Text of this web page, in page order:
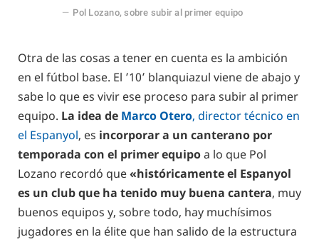
Pol Lozano, sobre subir al primer equipo
Otra de las cosas a tener en cuenta es la ambición
en el fútbol base. El ’10’ blanquiazul viene de abajo y
sabe lo que es vivir ese proceso para subir al primer
equipo. La idea de Marco Otero, director técnico en
el Espanyol, es incorporar a un canterano por
temporada con el primer equipoa lo que Pol
Lozano recordó que«históricamente el Espanyol
es un club que ha tenido muy buena cantera, muy
buenos equipos y, sobre todo, hay muchísimos
jugadores en la élite que han salido de la estructura